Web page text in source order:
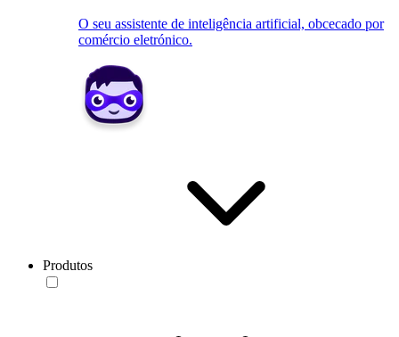
O seu assistente de inteligência artificial, obcecado por
comércio eletrónico.
Produtos